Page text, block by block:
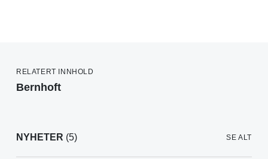
RELATERT INNHOLD
Bernhoft
NYHETER (5) SE ALT